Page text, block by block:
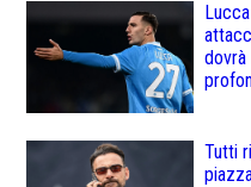
dovrà
Tutti